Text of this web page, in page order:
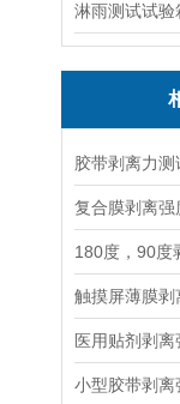
淋雨测试试验
胶带剥离力测
复合膜剥离强
180度，90度
触摸屏薄膜剥
医用贴剂剥
小型胶带剥离